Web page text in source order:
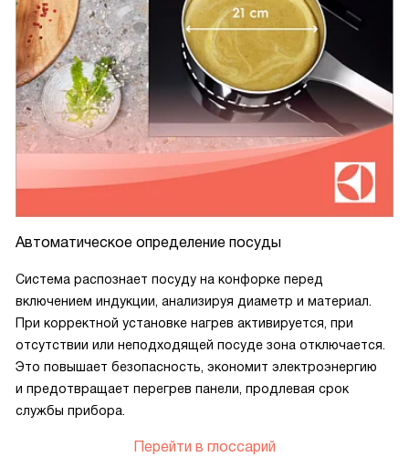
Автоматическое определение посуды
Система распознает посуду на конфорке перед
включением индукции, анализируя диаметр и материал.
При корректной установке нагрев активируется, при
отсутствии или неподходящей посуде зона отключается.
Это повышает безопасность, экономит электроэнергию
и предотвращает перегрев панели, продлевая срок
службы прибора.
Перейти в глоссарий